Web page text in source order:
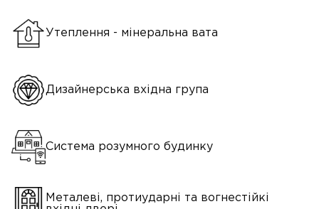
Утеплення - мінеральна вата
Дизайнерська вхідна група
Система розумного будинку
Металеві, протиударні та вогнестійкі